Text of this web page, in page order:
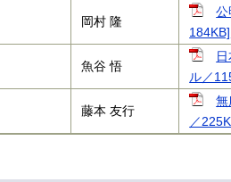
岡村 隆
184KB]
魚谷 悟
ル／
藤本 友行
／